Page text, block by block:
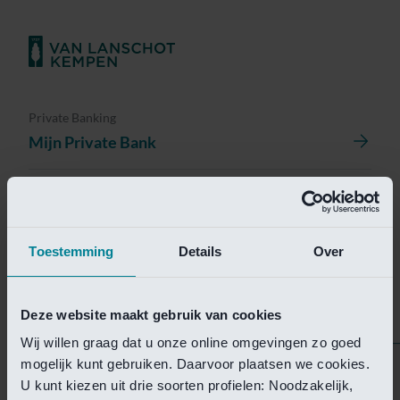
Toestemming Details Over
Deze website maakt gebruik van cookies
Wij willen graag dat u onze online omgevingen zo goed
mogelijk kunt gebruiken. Daarvoor plaatsen we cookies.
U kunt kiezen uit drie soorten profielen: Noodzakelijk,
Private Banking
Mijn Private Bank
Helaas is deze pagina